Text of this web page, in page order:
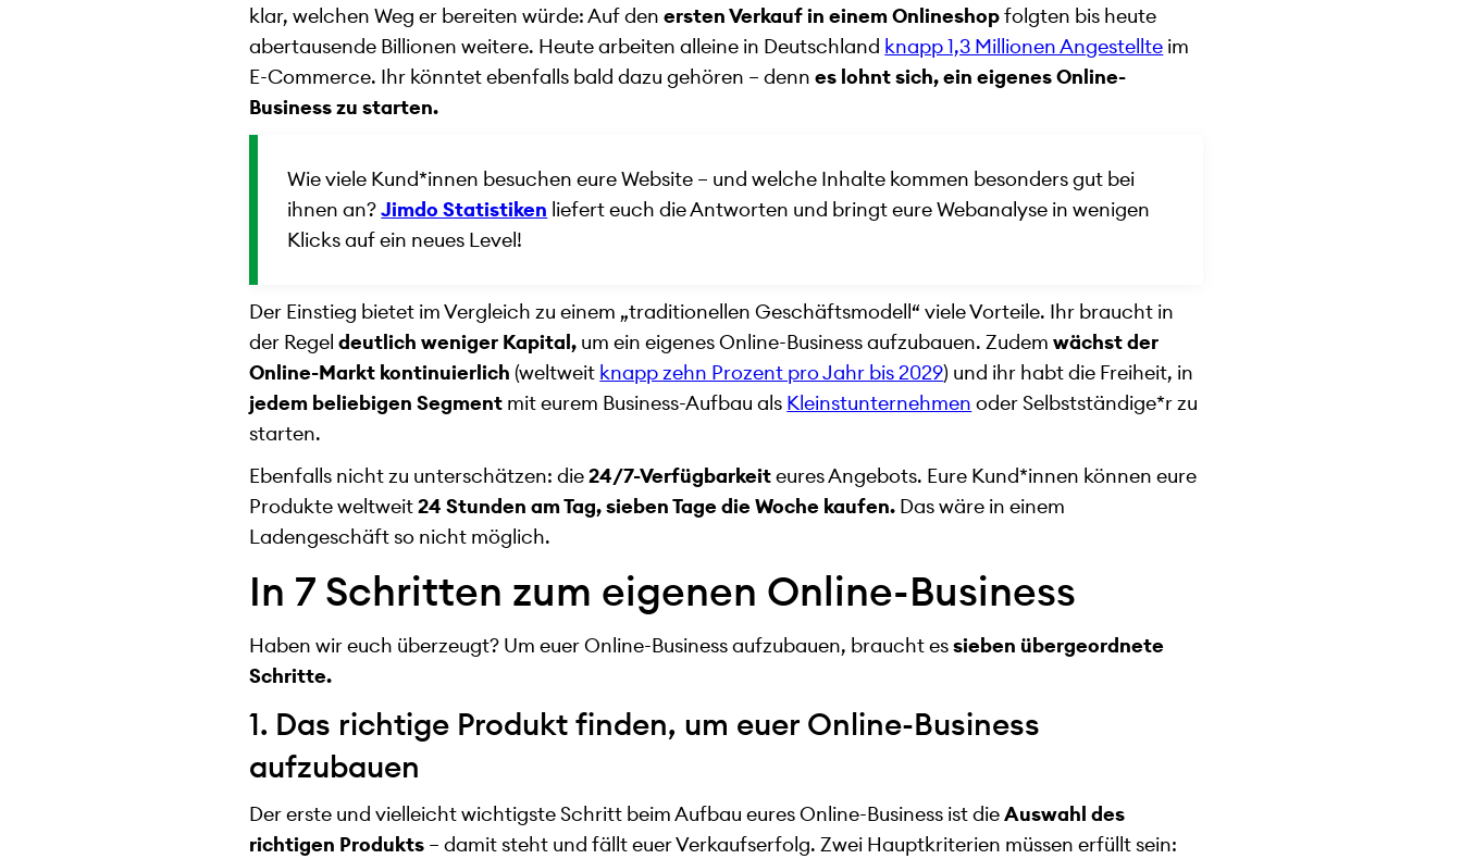
klar, welchen Weg er bereiten würde: Auf denersten Verkauf in einem Onlineshopfolgten bis heute
abertausende Billionen weitere. Heute arbeiten alleine in Deutschland knapp 1,3 Millionen Angestellte im
E-Commerce. Ihr könntet ebenfalls bald dazu gehören – dennes lohnt sich, ein eigenes Online-
Business zu starten.
Wie viele Kund*innen besuchen eure Website – und welche Inhalte kommen besonders gut bei
ihnen an?Jimdo Statistiken liefert euch die Antworten und bringt eure Webanalyse in wenigen
Klicks auf ein neues Level!
Der Einstieg bietet im Vergleich zu einem „traditionellen Geschäftsmodell“ viele Vorteile. Ihr braucht in
der Regeldeutlich weniger Kapital, um ein eigenes Online-Business aufzubauen. Zudemwächst der
Online-Markt kontinuierlich (weltweit knapp zehn Prozent pro Jahr bis 2029) und ihr habt die Freiheit, in
jedem beliebigen Segment mit eurem Business-Aufbau als Kleinstunternehmen oder Selbstständige*r zu
starten.
Ebenfalls nicht zu unterschätzen: die24/7-Verfügbarkeiteures Angebots. Eure Kund*innen können eure
Produkte weltweit24 Stunden am Tag, sieben Tage die Woche kaufen. Das wäre in einem
Ladengeschäft so nicht möglich.
In 7 Schritten zum eigenen Online-Business
Haben wir euch überzeugt? Um euer Online-Business aufzubauen, braucht essieben übergeordnete
Schritte.
1. Das richtige Produkt finden, um euer Online-Business
aufzubauen
Der erste und vielleicht wichtigste Schritt beim Aufbau eures Online-Business ist dieAuswahl des
richtigen Produkts – damit steht und fällt euer Verkaufserfolg. Zwei Hauptkriterien müssen erfüllt sein: